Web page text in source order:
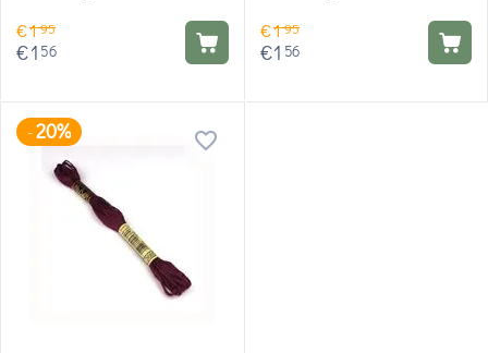
€195
€1 56
€195
€1 56
-20%